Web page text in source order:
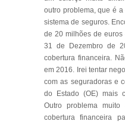
outro problema, que é
sistema de seguros.
de 20 milhões de
31 de Dezembro de
cobertura financeira.
em 2016. Irei tentar
com as seguradoras e
do Estado (OE) mais
Outro problema
cobertura financeira